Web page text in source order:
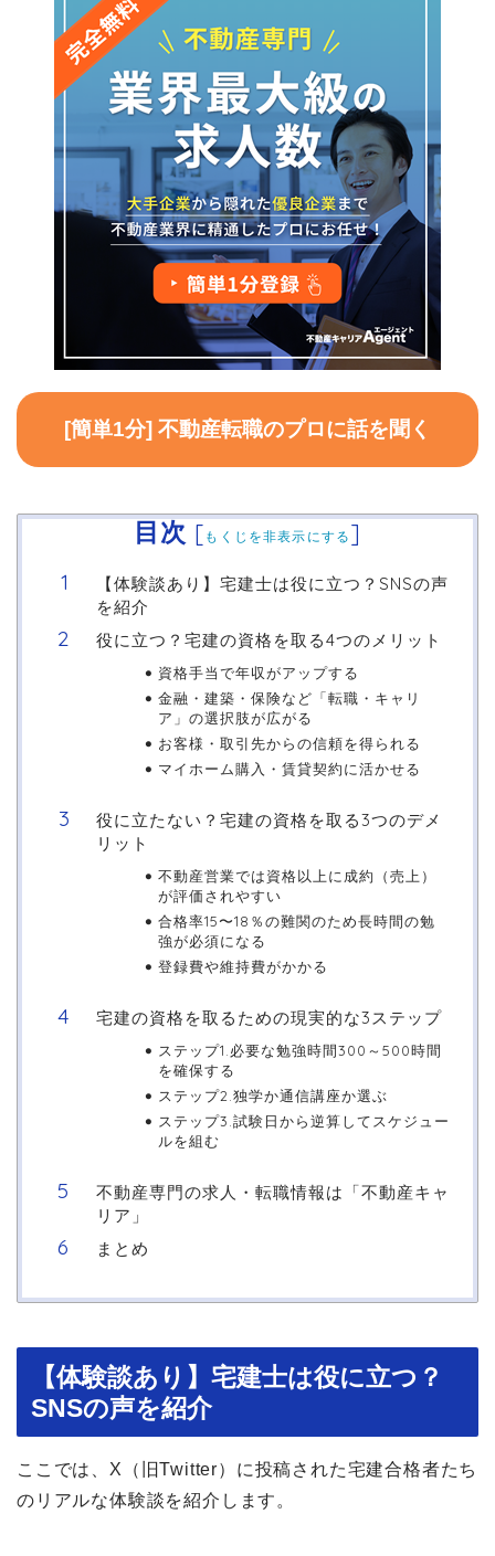
[簡単1分] 不動産転職のプロに話を聞く
目次 [ もくじを非表示にする ]
【体験談あり】宅建士は役に立つ？SNSの声
を紹介
役に立つ？宅建の資格を取る4つのメリット
資格手当で年収がアップする
金融・建築・保険など「転職・キャリ
ア」の選択肢が広がる
お客様・取引先からの信頼を得られる
マイホーム購入・賃貸契約に活かせる
役に立たない？宅建の資格を取る3つのデメ
リット
不動産営業では資格以上に成約（売上）
が評価されやすい
合格率15〜18％の難関のため長時間の勉
強が必須になる
登録費や維持費がかかる
宅建の資格を取るための現実的な3ステップ
ステップ1.必要な勉強時間300～500時間
を確保する
ステップ2.独学か通信講座か選ぶ
ステップ3.試験日から逆算してスケジュー
ルを組む
不動産専門の求人・転職情報は「不動産キャ
リア」
まとめ
【体験談あり】宅建士は役に立つ？
SNSの声を紹介
ここでは、X（旧Twitter）に投稿された宅建合格者たち
のリアルな体験談を紹介します。